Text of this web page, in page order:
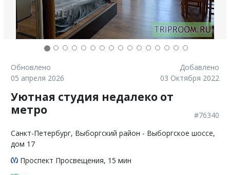
Обновлено
05 апреля 2026
Добавлено
03 Октября 2022
Уютная студия недалеко от
метро
#76340
Санкт-Петербург, Выборгский район - Выборгское шоссе,
дом 17
Проспект Просвещения, 15 мин